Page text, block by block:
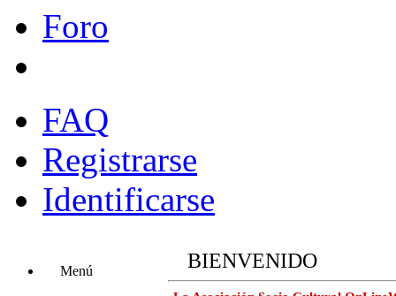
Foro
FAQ
Registrarse
Identificarse
Menú BIENVENIDO